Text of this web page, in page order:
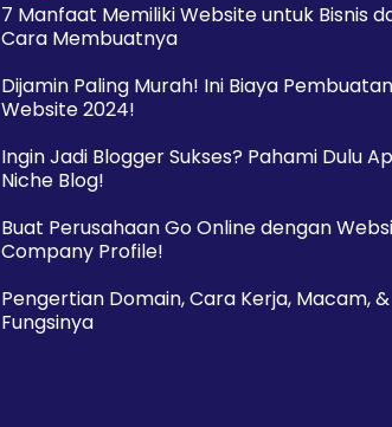
7 Manfaat Memiliki Website untuk Bisnis
Cara Membuatnya
Dijamin Paling Murah! Ini Biaya Pembuatan
Website 2024!
Ingin Jadi Blogger Sukses? Pahami Dulu
Niche Blog!
Buat Perusahaan Go Online dengan
Company Profile!
Pengertian Domain, Cara Kerja, Macam, &
Fungsinya